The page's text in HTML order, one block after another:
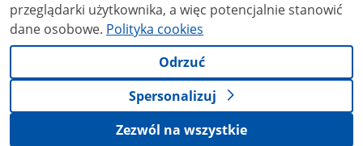
przeglądarki użytkownika, a więc potencjalnie stanowić
dane osobowe. Polityka cookies
Odrzuć
Spersonalizuj
Zezwól na wszystkie